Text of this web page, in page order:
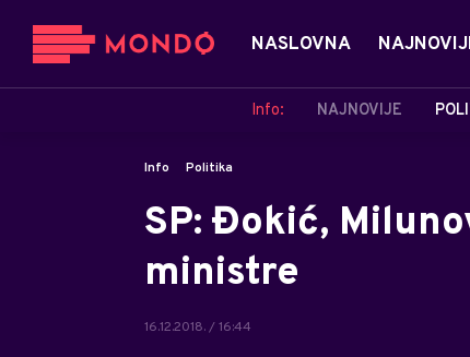
NASLOVNA
Info: NAJNOVIJE
Info Politika
SP: Đokić,
ministre
16.12.2018. / 16:44